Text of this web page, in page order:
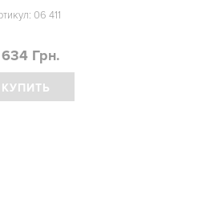
06 411
634 Грн.
КУПИТЬ